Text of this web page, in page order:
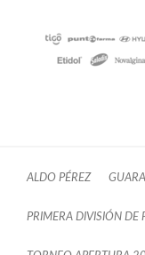
ALDO PÉREZ
PRIMERA DIVISIÓN DE